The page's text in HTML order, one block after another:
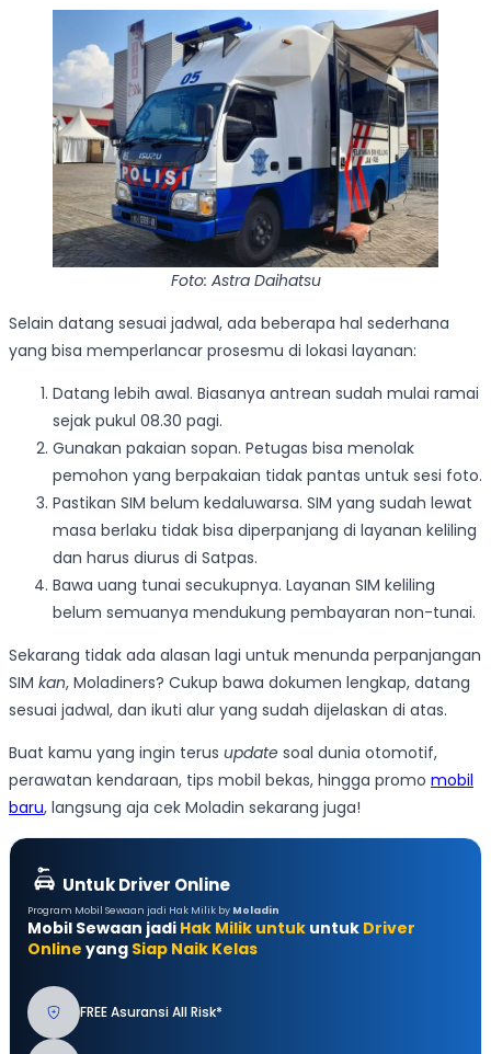
Foto: Astra Daihatsu
Selain datang sesuai jadwal, ada beberapa hal sederhana
yang bisa memperlancar prosesmu di lokasi layanan:
Datang lebih awal. Biasanya antrean sudah mulai ramai
sejak pukul 08.30 pagi.
Gunakan pakaian sopan. Petugas bisa menolak
pemohon yang berpakaian tidak pantas untuk sesi foto.
Pastikan SIM belum kedaluwarsa. SIM yang sudah lewat
masa berlaku tidak bisa diperpanjang di layanan keliling
dan harus diurus di Satpas.
Bawa uang tunai secukupnya. Layanan SIM keliling
belum semuanya mendukung pembayaran non-tunai.
Sekarang tidak ada alasan lagi untuk menunda perpanjangan
SIM kan, Moladiners? Cukup bawa dokumen lengkap, datang
sesuai jadwal, dan ikuti alur yang sudah dijelaskan di atas.
Buat kamu yang ingin terus update soal dunia otomotif,
perawatan kendaraan, tips mobil bekas, hingga promo mobil
baru, langsung aja cek Moladin sekarang juga!
Untuk Driver Online
Program Mobil Sewaan jadi Hak Milik by Moladin
Mobil Sewaan jadi Hak Milik untuk untuk Driver
Online yang Siap Naik Kelas
FREE Asuransi All Risk*